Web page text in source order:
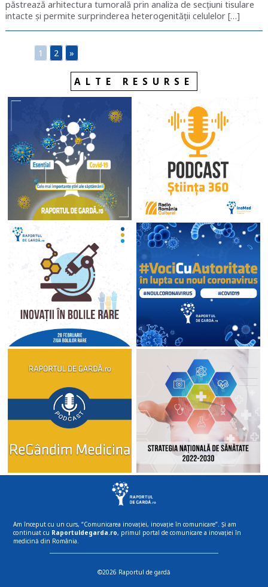
păstrează arhitectura tumorală prin analiza de secțiuni tisulare
intacte și permite surprinderea heterogenității celulelor […]
1 2 »
ALTE RESURSE
Am început cu un curs, “Comunicarea inovației, inovație în comunicare”. Și am
continuat cu Raportuldegarda.ro, primul portal de comunicare a inovației în
medicină din România.
©2026 Raportul de gardă